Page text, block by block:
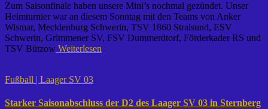
Zum Saisonfinale haben unsere Mini’s nochmal gezündet. Unser
Heimturnier war an diesem Sonntag mit den Teams von Anker
Wismar, Mecklenburg Schwerin, TSV 1860 Stralsund, ESV
Schwerin, Grimmener SV, FSV Dummerdtorf, Förderkader RS und
TSV Bützow Weiterlesen
Fußball | Laager SV 03
Starker Saisonabschluss der D2 des Laager SV 03 in Sternberg